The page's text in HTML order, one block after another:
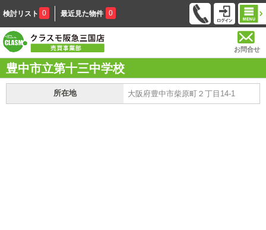
検討リスト 0 最近見た物件 0
お問合せ
豊中市立第十三中学校
所在地 大阪府豊中市柴原町２丁目14-1